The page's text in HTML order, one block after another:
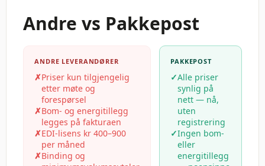
Andre vs Pakkepost
ANDRE LEVERANDØRER
✗Priser kun tilgjengelig
etter møte og
forespørsel
✗Bom- og energitillegg
legges på fakturaen
✗EDI-lisens kr 400–900
per måned
✗Binding og
PAKKEPOST
✓Alle priser
synlig på
nett — nå,
uten
registrering
✓Ingen bom-
eller
energitillegg